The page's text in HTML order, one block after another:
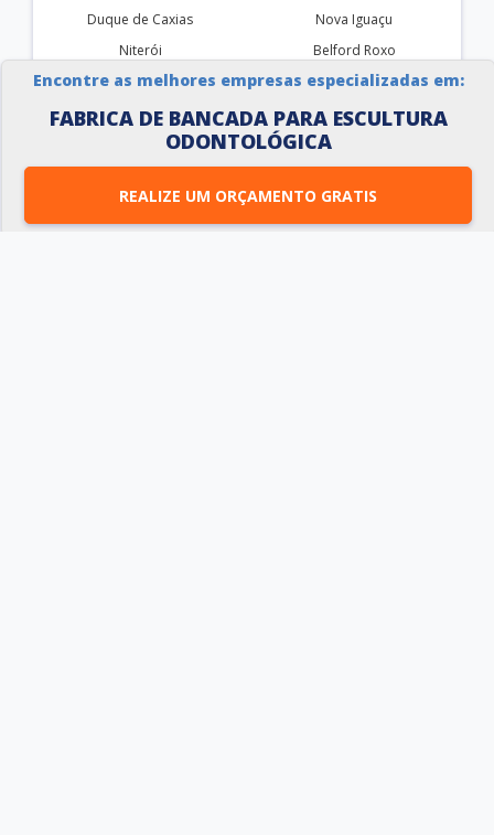
Encontre as melhores empresas especializadas em:
FABRICA DE BANCADA PARA ESCULTURA
ODONTOLÓGICA
REALIZE UM ORÇAMENTO GRATIS
Duque de Caxias
Nova Iguaçu
Niterói
Belford Roxo
São João de Meriti
Campos dos Goytacazes
Petrópolis
Volta Redonda
Itaboraí
Barra Mansa
Macaé